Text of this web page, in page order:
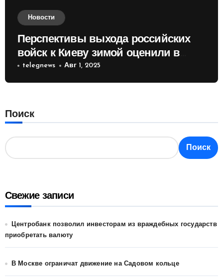
Новости
Перспективы выхода российских
войск к Киеву зимой оценили в
России
telegnews Авг 1, 2025
Поиск
Поиск
Свежие записи
Центробанк позволил инвесторам из враждебных государств
приобретать валюту
В Москве ограничат движение на Садовом кольце